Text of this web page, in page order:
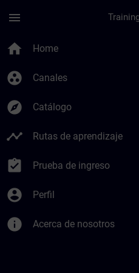
menu
home Home
group_work Canales
explore Catálogo
timeline Rutas de aprendizaje
assignment_turned_in Prueba de ingreso
account_circle Perfil
info Acerca de nosotros